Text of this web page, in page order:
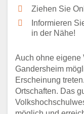
Ziehen Sie
Informieren
in der Nähe!
Auch ohne eigene
Gandersheim
Erscheinung
Ortschaften. Das